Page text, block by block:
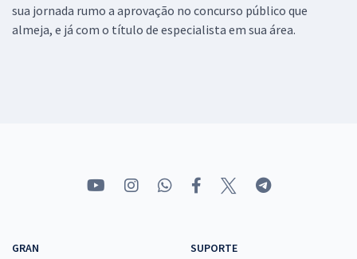
sua jornada rumo a aprovação no concurso público que
almeja, e já com o título de especialista em sua área.
GRAN
SUPORTE